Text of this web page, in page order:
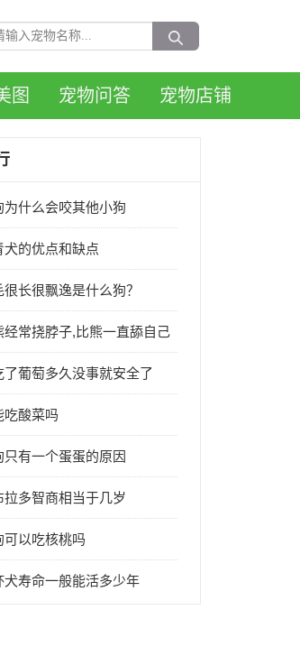
图 宠物问答 宠物店铺
为什么会咬其他小狗
犬的优点和缺点
很长很飘逸是什么狗？
经常挠脖子,比熊一直舔自己
怎么回事
了葡萄多久没事就安全了
吃酸菜吗
只有一个蛋蛋的原因
拉多智商相当于几岁
可以吃核桃吗
犬寿命一般能活多少年